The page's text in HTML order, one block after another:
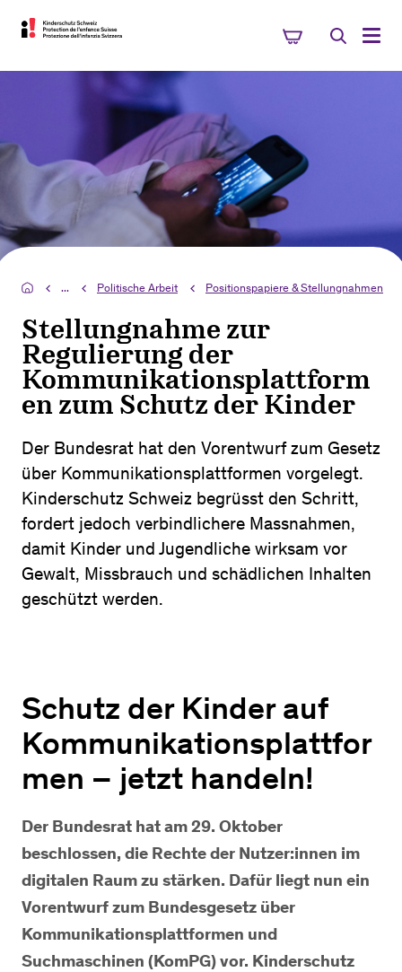
... Politische Arbeit Positionspapiere & Stellungnahmen
Stellungnahme zur
Regulierung der
Kommunikationsplattform
en zum Schutz der Kinder
Der Bundesrat hat den Vorentwurf zum Gesetz
über Kommunikationsplattformen vorgelegt.
Kinderschutz Schweiz begrüsst den Schritt,
fordert jedoch verbindlichere Massnahmen,
damit Kinder und Jugendliche wirksam vor
Gewalt, Missbrauch und schädlichen Inhalten
geschützt werden.
Schutz der Kinder auf
Kommunikationsplattfor
men – jetzt handeln!
Der Bundesrat hat am 29. Oktober
beschlossen, die Rechte der Nutzer:innen im
digitalen Raum zu stärken. Dafür liegt nun ein
Vorentwurf zum Bundesgesetz über
Kommunikationsplattformen und
Suchmaschinen (KomPG) vor. Kinderschutz